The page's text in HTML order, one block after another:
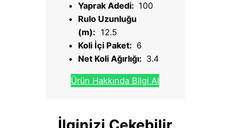
Yaprak Adedi: 100
Rulo Uzunluğu
(m): 12.5
Koli İçi Paket: 6
Net Koli Ağırlığı: 3.4
Ürün Hakkında Bilgi Al